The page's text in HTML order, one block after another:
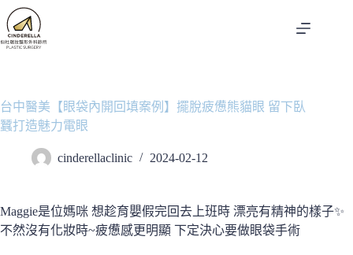
跳
至
主
容
台中醫美【眼袋內開回填案例】擺脫疲憊熊貓眼 留下臥
蠶打造魅力電眼
cinderellaclinic 2024-02-12
Maggie是位媽咪 想趁育嬰假完回去上班時 漂亮有精神的樣子✨
不然沒有化妝時~疲憊感更明顯 下定決心要做眼袋手術